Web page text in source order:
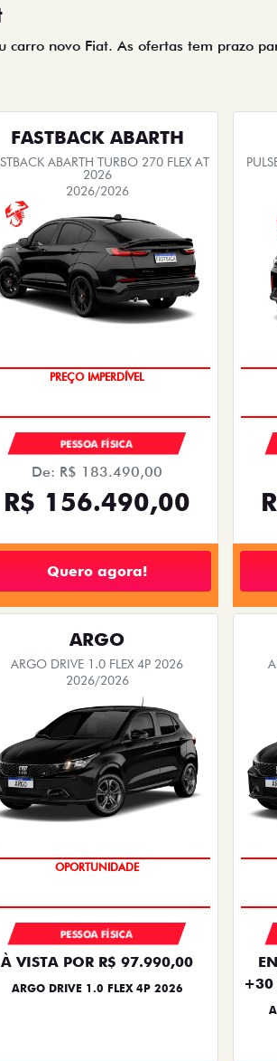
carro novo Fiat. As ofertas tem prazo
FASTBACK ABARTH
ABARTH TURBO 270 FLEX AT
2026
2026/2026
SAIA DE FIAT 0KM
PESSOA FÍSICA
De: R$ 183.490,00
R$ 156.490,00
Quero agora!
ARGO
ARGO DRIVE 1.0 FLEX 4P 2026
2026/2026
BÔNUS DE 6 MIL REAIS
PESSOA FÍSICA
À VISTA POR R$ 97.990,00
ARGO DRIVE 1.0 FLEX 4P 2026
+30